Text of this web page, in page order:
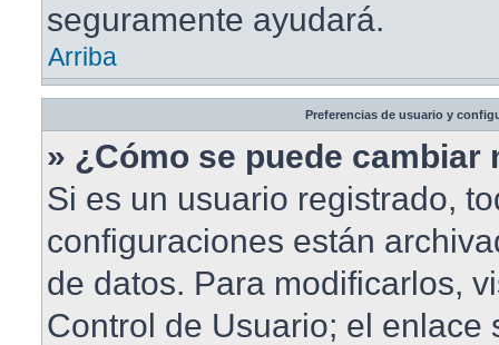
seguramente ayudará.
Arriba
Preferencias de usuario y
» ¿Cómo se puede
Si es un usuario registrado,
configuraciones están
de datos. Para modificarlos,
Control de Usuario; el enlace